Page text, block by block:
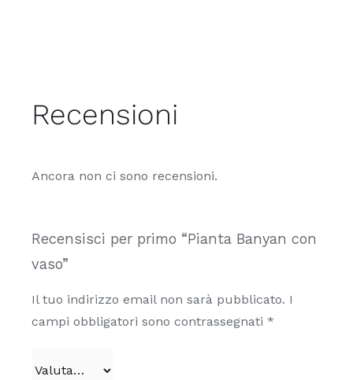
Recensioni
Ancora non ci sono recensioni.
Recensisci per primo “Pianta Banyan con
vaso”
Il tuo indirizzo email non sarà pubblicato. I
campi obbligatori sono contrassegnati *